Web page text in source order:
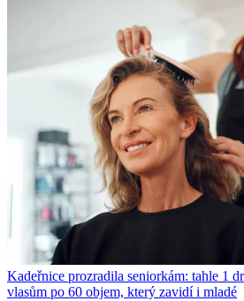
Kadeřnice prozradila seniorkám: tahle 1
vlasům po 60 objem, který zavidí i mladé